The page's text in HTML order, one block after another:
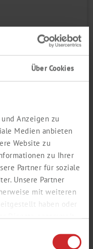
Über Cookies
Anzeigen zu
Medien anbieten
Website zu
zu Ihrer
Partner für soziale
Unsere Partner
mit weiteren
haben oder
SENZA